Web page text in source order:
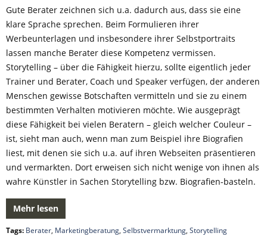
Gute Berater zeichnen sich u.a. dadurch aus, dass sie eine
klare Sprache sprechen. Beim Formulieren ihrer
Werbeunterlagen und insbesondere ihrer Selbstportraits
lassen manche Berater diese Kompetenz vermissen.
Storytelling – über die Fähigkeit hierzu, sollte eigentlich jeder
Trainer und Berater, Coach und Speaker verfügen, der anderen
Menschen gewisse Botschaften vermitteln und sie zu einem
bestimmten Verhalten motivieren möchte. Wie ausgeprägt
diese Fähigkeit bei vielen Beratern – gleich welcher Couleur –
ist, sieht man auch, wenn man zum Beispiel ihre Biografien
liest, mit denen sie sich u.a. auf ihren Webseiten präsentieren
und vermarkten. Dort erweisen sich nicht wenige von ihnen als
wahre Künstler in Sachen Storytelling bzw. Biografien-basteln.
Mehr lesen
Tags: Berater, Marketingberatung, Selbstvermarktung, Storytelling